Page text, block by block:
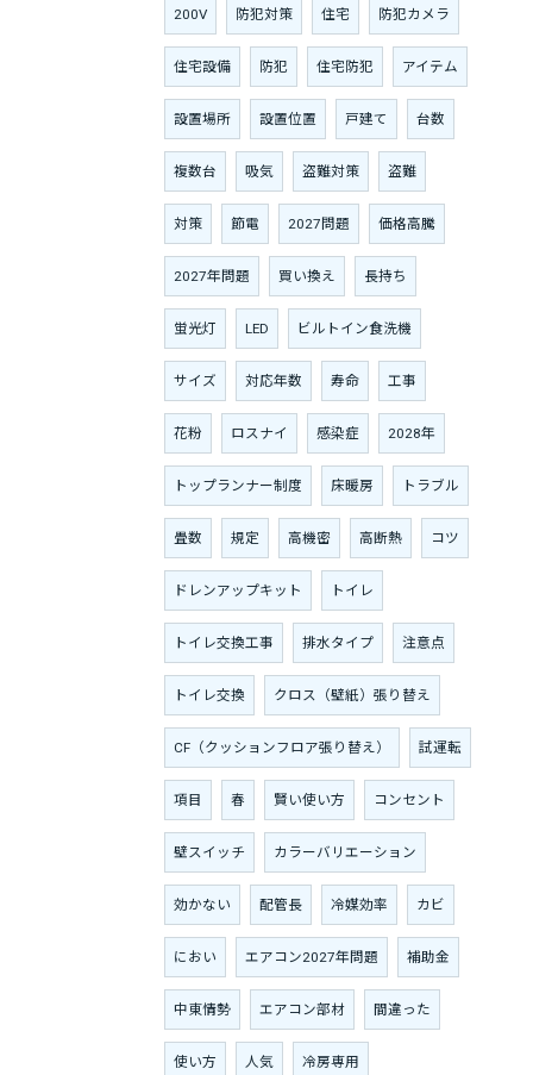
200V 防犯対策 住宅 防犯カメラ
住宅設備 防犯 住宅防犯 アイテム
設置場所 設置位置 戸建て 台数
複数台 吸気 盗難対策 盗難
対策 節電 2027問題 価格高騰
2027年問題 買い換え 長持ち
蛍光灯 LED ビルトイン食洗機
サイズ 対応年数 寿命 工事
花粉 ロスナイ 感染症 2028年
トップランナー制度 床暖房 トラブル
畳数 規定 高機密 高断熱 コツ
ドレンアップキット トイレ
トイレ交換工事 排水タイプ 注意点
トイレ交換 クロス（壁紙）張り替え
CF（クッションフロア張り替え） 試運転
項目 春 賢い使い方 コンセント
壁スイッチ カラーバリエーション
効かない 配管長 冷媒効率 カビ
におい エアコン2027年問題 補助金
中東情勢 エアコン部材 間違った
使い方 人気 冷房専用